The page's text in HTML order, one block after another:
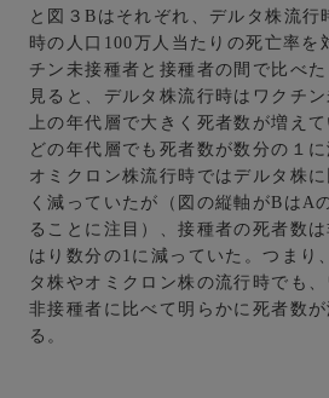
と図３Bはそれぞれ、デルタ株流行
時の人口100万人当たりの死亡率を
チン未接種者と接種者の間で比べ
見ると、デルタ株流行時はワクチ
上の年代層で大きく死者数が増え
どの年代層でも死者数が数分の１に
オミクロン株流行時ではデルタ株
く減っていたが（図の縦軸がBはA
ることに注目）、接種者の死者数
はり数分の1に減っていた。つまり
タ株やオミクロン株の流行時でも
非接種者に比べて明らかに死者数
る。